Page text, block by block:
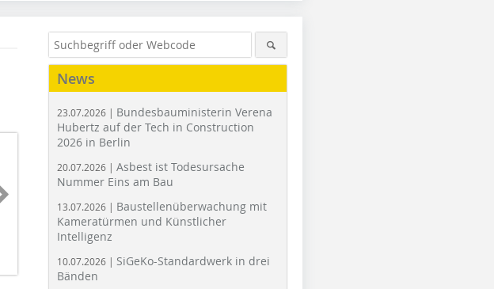
Foto: ZappeArchitekten
News
23.07.2026 | Bundesbauministerin Verena
Hubertz auf der Tech in Construction
2026 in Berlin
20.07.2026 | Asbest ist Todesursache
Nummer Eins am Bau
13.07.2026 | Baustellenüberwachung mit
Kameratürmen und Künstlicher
Intelligenz
10.07.2026 | SiGeKo-Standardwerk in drei
Bänden